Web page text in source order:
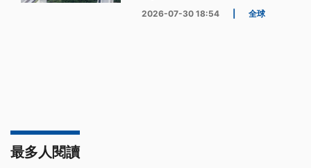
2026-07-30 18:54 全球
最多人閱讀